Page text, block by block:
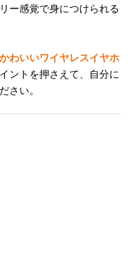
ー感覚で身につけられる
かわいいワイヤレスイヤホ
ントを押さえて、自分に
さい。